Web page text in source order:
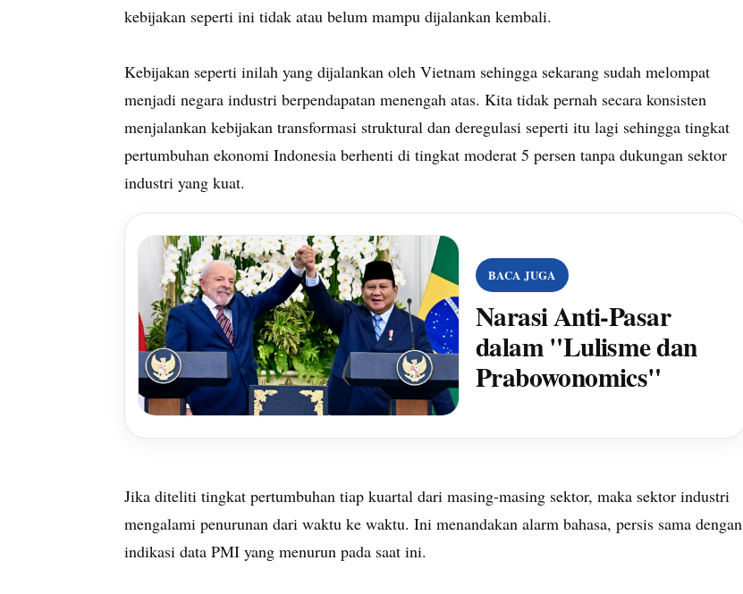
kebijakan seperti ini tidak atau belum mampu dijalankan kembali.
Kebijakan seperti inilah yang dijalankan oleh Vietnam sehingga sekarang sudah melompat
menjadi negara industri berpendapatan menengah atas. Kita tidak pernah secara konsisten
menjalankan kebijakan transformasi struktural dan deregulasi seperti itu lagi sehingga tingkat
pertumbuhan ekonomi Indonesia berhenti di tingkat moderat 5 persen tanpa dukungan sektor
industri yang kuat.
BACA JUGA
Narasi Anti-Pasar
dalam "Lulisme dan
Prabowonomics"
Jika diteliti tingkat pertumbuhan tiap kuartal dari masing-masing sektor, maka sektor industri
mengalami penurunan dari waktu ke waktu. Ini menandakan alarm bahasa, persis sama dengan
indikasi data PMI yang menurun pada saat ini.